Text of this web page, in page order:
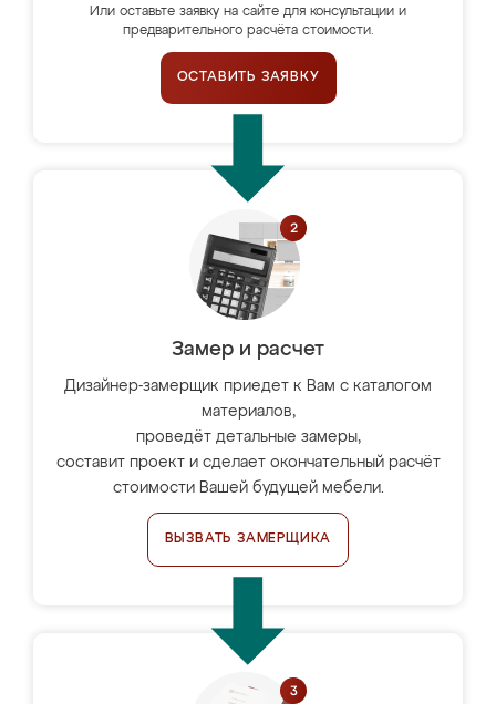
Или оставьте заявку на сайте для консультации и
предварительного расчёта стоимости.
ОСТАВИТЬ ЗАЯВКУ
Замер и расчет
Дизайнер-замерщик приедет к Вам с каталогом
материалов,
проведёт детальные замеры,
составит проект и сделает окончательный расчёт
стоимости Вашей будущей мебели.
ВЫЗВАТЬ ЗАМЕРЩИКА